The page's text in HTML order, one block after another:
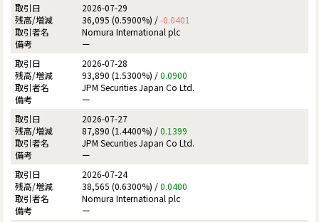
2026-07-29
36,095 (0.5900%) /-0.0401
Nomura International plc
ー
2026-07-28
93,890 (1.5300%) /0.0900
JPM Securities Japan Co Ltd.
ー
2026-07-27
87,890 (1.4400%) /0.1399
JPM Securities Japan Co Ltd.
ー
2026-07-24
38,565 (0.6300%) /0.0400
Nomura International plc
ー